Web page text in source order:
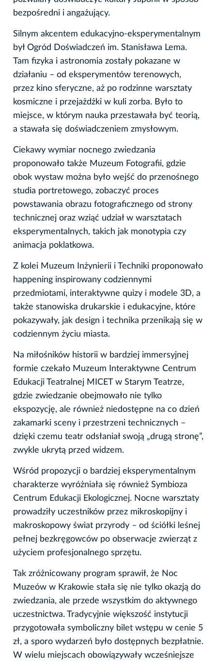
bezpośredni i angażujący.
Silnym akcentem edukacyjno-eksperymentalnym
był Ogród Doświadczeń im. Stanisława Lema.
Tam fizyka i astronomia zostały pokazane w
działaniu – od eksperymentów terenowych,
przez kino sferyczne, aż po rodzinne warsztaty
kosmiczne i przejażdżki w kuli zorba. Było to
miejsce, w którym nauka przestawała być teorią,
a stawała się doświadczeniem zmysłowym.
Ciekawy wymiar nocnego zwiedzania
proponowało także Muzeum Fotografii, gdzie
obok wystaw można było wejść do przenośnego
studia portretowego, zobaczyć proces
powstawania obrazu fotograficznego od strony
technicznej oraz wziąć udział w warsztatach
eksperymentalnych, takich jak monotypia czy
animacja poklatkowa.
Z kolei Muzeum Inżynierii i Techniki proponowało
happening inspirowany codziennymi
przedmiotami, interaktywne quizy i modele 3D, a
także stanowiska drukarskie i edukacyjne, które
pokazywały, jak design i technika przenikają się w
codziennym życiu miasta.
Na miłośników historii w bardziej immersyjnej
formie czekało Muzeum Interaktywne Centrum
Edukacji Teatralnej MICET w Starym Teatrze,
gdzie zwiedzanie obejmowało nie tylko
ekspozycję, ale również niedostępne na co dzień
zakamarki sceny i przestrzeni technicznych –
dzięki czemu teatr odsłaniał swoją „drugą stronę”,
zwykle ukrytą przed widzem.
Wśród propozycji o bardziej eksperymentalnym
charakterze wyróżniała się również Symbioza
Centrum Edukacji Ekologicznej. Nocne warsztaty
prowadziły uczestników przez mikroskopijny i
makroskopowy świat przyrody – od ściółki leśnej
pełnej bezkręgowców po obserwacje zwierząt z
użyciem profesjonalnego sprzętu.
Tak zróżnicowany program sprawił, że Noc
Muzeów w Krakowie stała się nie tylko okazją do
zwiedzania, ale przede wszystkim do aktywnego
uczestnictwa. Tradycyjnie większość instytucji
przygotowała symboliczny bilet wstępu w cenie 5
zł, a sporo wydarzeń było dostępnych bezpłatnie.
W wielu miejscach obowiązywały wcześniejsze